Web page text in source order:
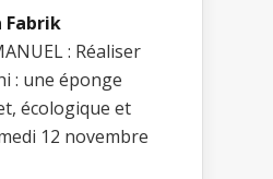
Fabrik
: Réaliser
: une éponge
écologique et
12 novembre